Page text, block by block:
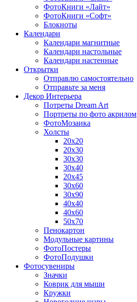
ФотоКниги «Лайт»
ФотоКниги «Софт»
Блокноты
Календари
Календари магнитные
Календари настольные
Календари настенные
Открытки
Отправлю самостоятельно
Отправьте за меня
Декор Интерьера
Потреты Dream Art
Портреты по фото акрилом
ФотоМозаика
Холсты
20х20
20х30
30х30
30х40
20х45
30х60
30х90
40х40
40х60
50х70
Пенокартон
Модульные картины
ФотоПостеры
ФотоПодушки
Фотоcувениры
Значки
Коврик для мыши
Кружки